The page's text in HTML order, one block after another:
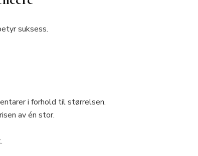
suksess.
i forhold til størrelsen.
av én stor.